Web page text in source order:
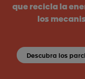
que recicla la
los
Descubra los